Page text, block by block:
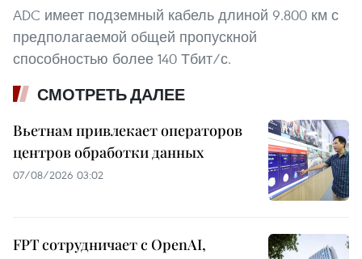
ADC имеет подземный кабель длиной 9.800 км с
предполагаемой общей пропускной
способностью более 140 Тбит/с.
СМОТРЕТЬ ДАЛЕЕ
Вьетнам привлекает операторов
центров обработки данных
07/08/2026 03:02
FPT сотрудничает с OpenAI,